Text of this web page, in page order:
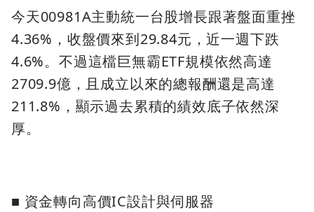
今天00981A主動統一台股增長跟著盤面重挫
4.36%，收盤價來到29.84元，近一週下跌
4.6%。不過這檔巨無霸ETF規模依然高達
2709.9億，且成立以來的總報酬還是高達
211.8%，顯示過去累積的績效底子依然深
厚。
■ 資金轉向高價IC設計與伺服器